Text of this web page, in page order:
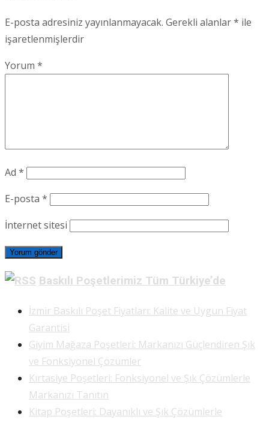
E-posta adresiniz yayınlanmayacak. Gerekli alanlar* ile
işaretlenmişlerdir
Yorum *
Ad *
E-posta *
İnternet sitesi
Baskılı Poşetlerimiz Tüm Türkiye’de
İzmir Baskılı Poşet Fiyatları: Kalite ve Uygun Fiyat
Garantisi
Giyim Mağaza Poşetleri: Markanızı Güçlendiren Şık
ve Fonksiyonel Çözümler
Kırtasiye Poşetleri: Fonksiyonel ve Şık Çözümlerle
Markanızı Tanıtın
Kitap Poşetleri: Dayanıklı ve Şık Çözümlerle